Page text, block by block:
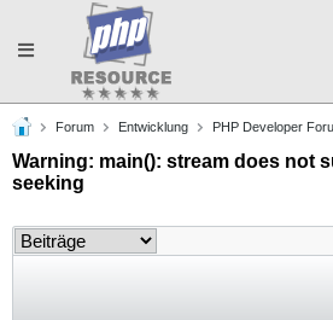
Toggle
navigation
Forum Entwicklung PHP Developer
Warning: main(): stream does not
seeking